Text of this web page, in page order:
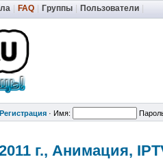
FAQ Группы Пользователи
Регистрация · Имя:
г., Анимация,